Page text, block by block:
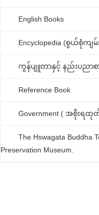
English Books
Encyclopedia (စွယ်စုံကျမ်
ကွန်ပျူတာနှင့် နည်းပညာ
Reference Book
Government ( အစိုးရထု
The Hswagata Buddha
Preservation Museum.